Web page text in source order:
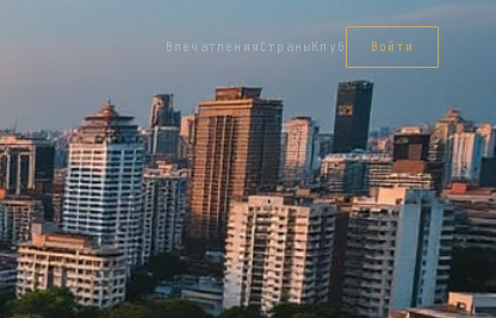
Впечатления СтраныКлуб Войти